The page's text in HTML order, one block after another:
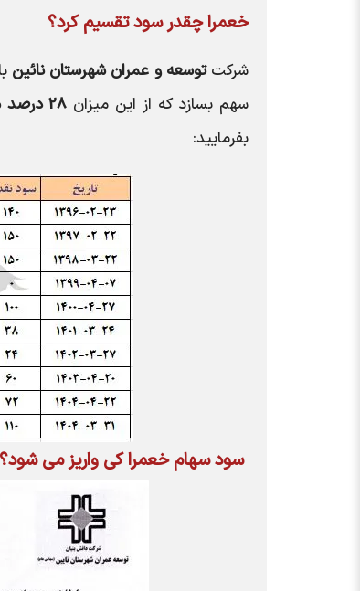
خعمراچقدر سود تقسیم کرد؟
شرکتتوسعه و عمران شهرستان نائين
سهم بسازد که از این میزان 28 درصد معادل 110 ریال
بفرمایید:
سود سهامخعمراکی واریز می شود؟